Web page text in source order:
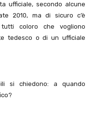
ufficiale, secondo alcune
2010, ma di sicuro c’è
coloro che vogliono
tedesco o di un ufficiale
si chiedono: a quando